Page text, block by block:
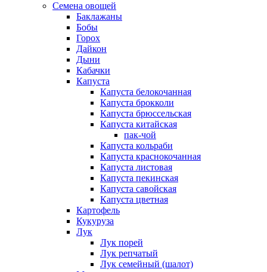
Семена овощей
Баклажаны
Бобы
Горох
Дайкон
Дыни
Кабачки
Капуста
Капуста белокочанная
Капуста брокколи
Капуста брюссельская
Капуста китайская
пак-чой
Капуста кольраби
Капуста краснокочанная
Капуста листовая
Капуста пекинская
Капуста савойская
Капуста цветная
Картофель
Кукуруза
Лук
Лук порей
Лук репчатый
Лук семейный (шалот)